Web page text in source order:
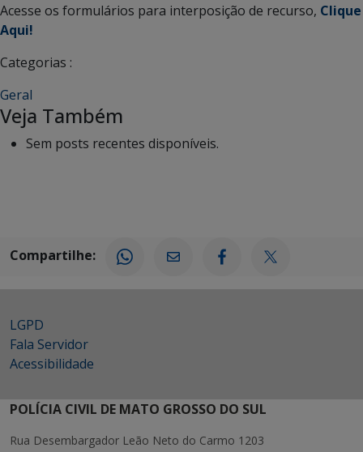
Acesse os formulários para interposição de recurso, Clique
Aqui!
Categorias :
Geral
Veja Também
Sem posts recentes disponíveis.
Compartilhe:
LGPD
Fala Servidor
Acessibilidade
POLÍCIA CIVIL DE MATO GROSSO DO SUL
Rua Desembargador Leão Neto do Carmo 1203